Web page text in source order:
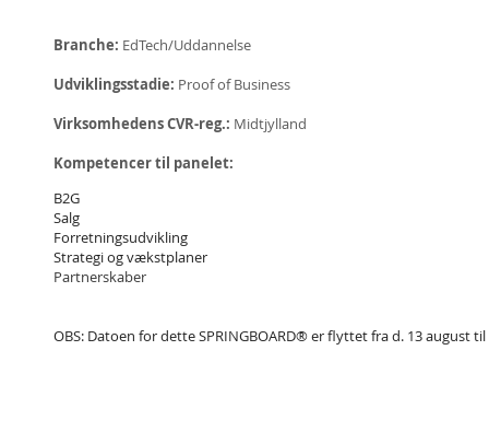
Branche: EdTech/Uddannelse
Udviklingsstadie: Proof of Business
Virksomhedens CVR-reg.: Midtjylland
Kompetencer til panelet:
B2G
Salg
Forretningsudvikling
Strategi og vækstplaner
Partnerskaber
OBS: Datoen for dette SPRINGBOARD® er flyttet fra d. 13 august til